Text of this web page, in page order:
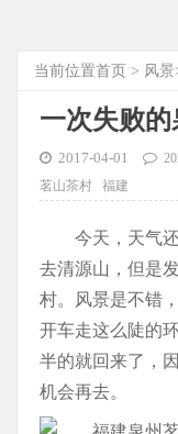
当前位置首页 > 风景
一次失败
2017-04-01
茗山茶村
福建
今天，天气
去清源山，但是
村。风景是不错
开车走这么陡的
半的就回来了，
机会再去。